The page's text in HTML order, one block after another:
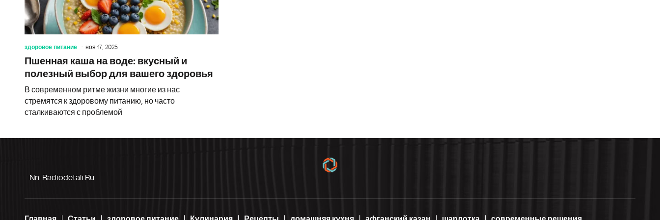
здоровое питание ноя 17, 2025
Пшенная каша на воде: вкусный и
полезный выбор для вашего здоровья
В современном ритме жизни многие из нас
стремятся к здоровому питанию, но часто
сталкиваются с проблемой
Nn-Radiodetali.ru